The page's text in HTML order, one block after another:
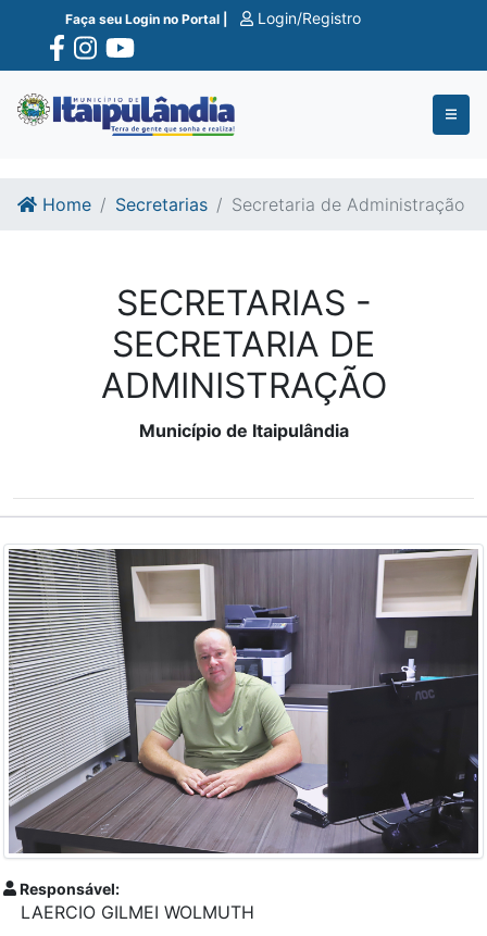
Ir para o conte�do
Ir para o fim do conte�do
Faça seu Login no Portal | Login/Registro
Home Secretarias Secretaria de Administração
SECRETARIAS -
SECRETARIA DE
ADMINISTRAÇÃO
Município de Itaipulândia
Responsável:
LAERCIO GILMEI WOLMUTH